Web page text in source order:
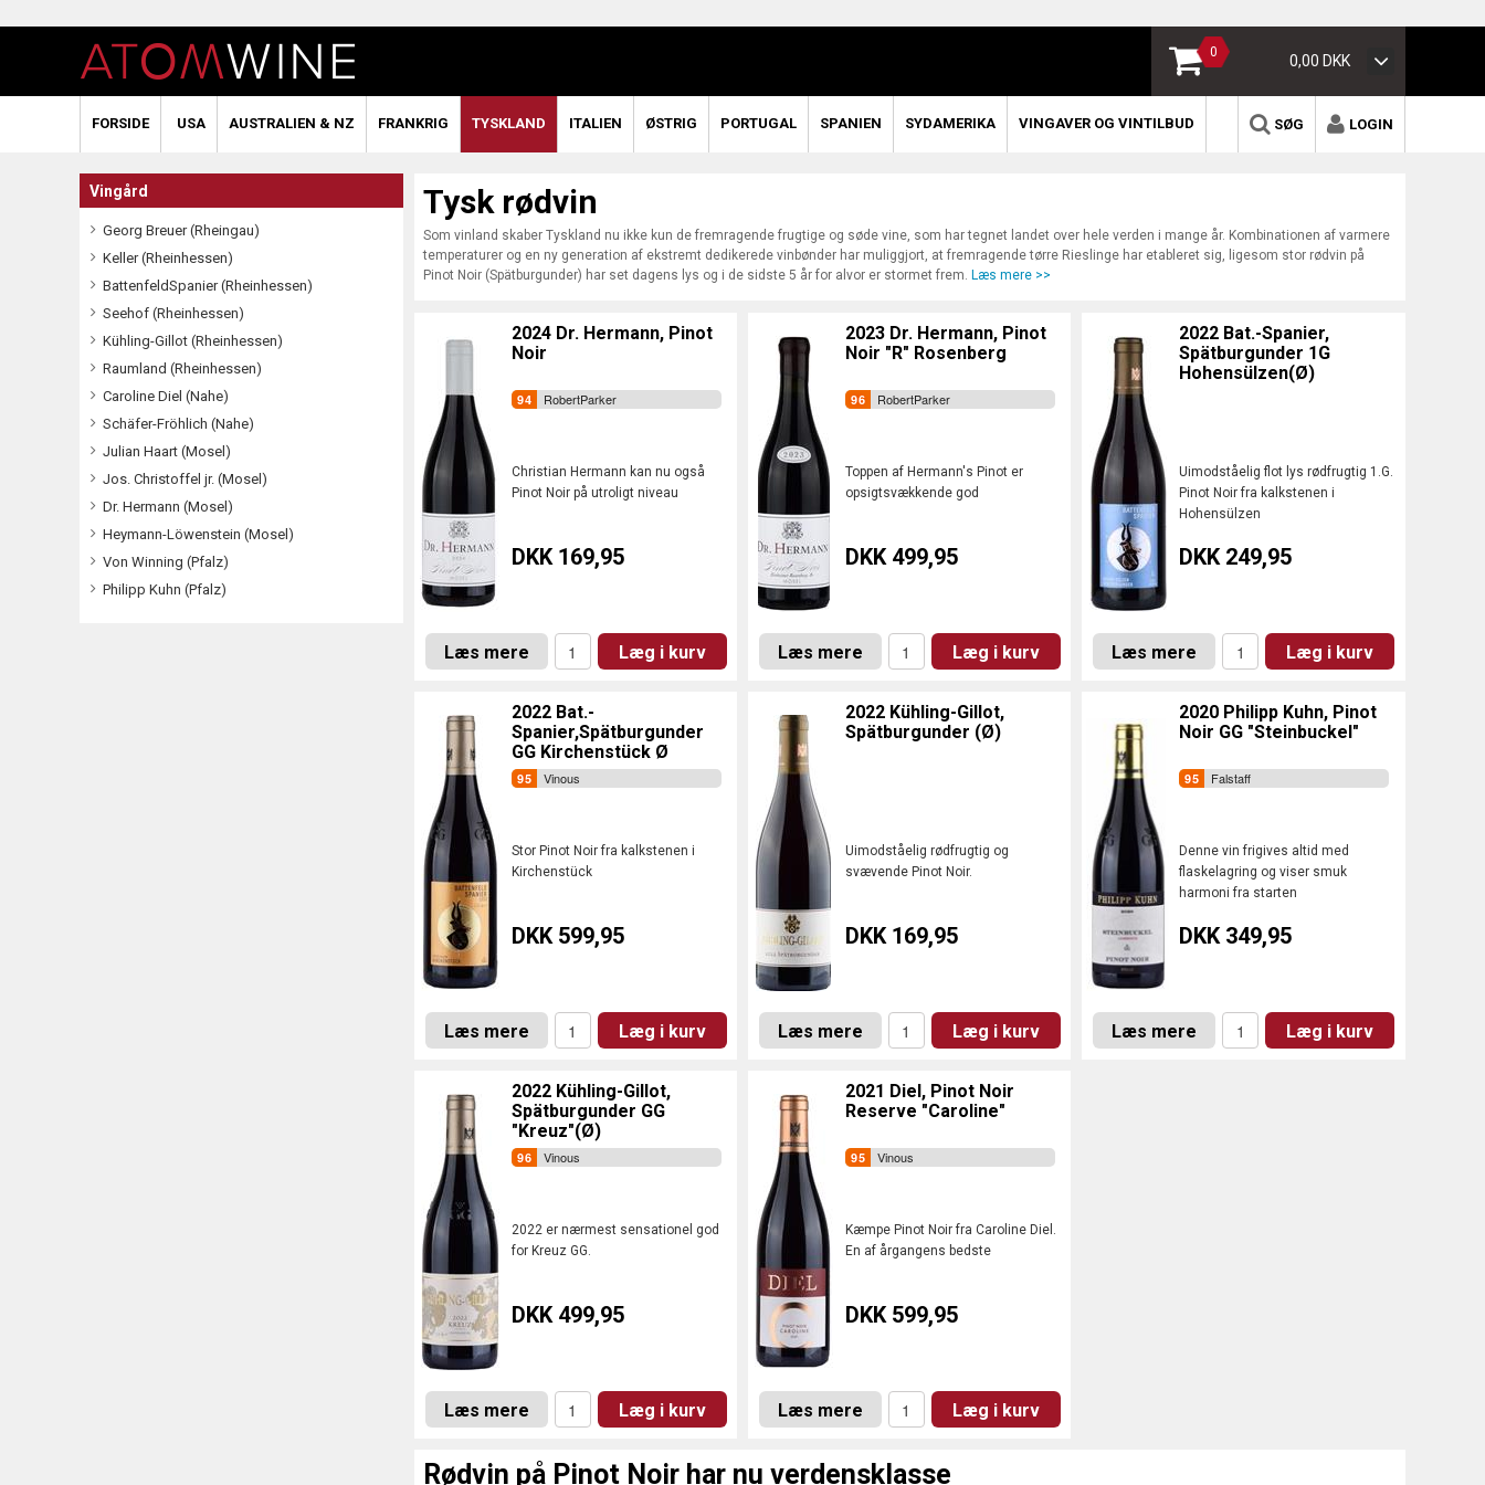
0 0,00 DKK
FORSIDE USA AUSTRALIEN & NZ FRANKRIG TYSKLAND ITALIEN ØSTRIG PORTUGAL SPANIEN SYDAMERIKA VINGAVER OG VINTILBUD LOGIN
SØG
Vingård
Georg Breuer (Rheingau)
Keller (Rheinhessen)
BattenfeldSpanier (Rheinhessen)
Seehof (Rheinhessen)
Kühling-Gillot (Rheinhessen)
Raumland (Rheinhessen)
Caroline Diel (Nahe)
Schäfer-Fröhlich (Nahe)
Julian Haart (Mosel)
Jos. Christoffel jr. (Mosel)
Dr. Hermann (Mosel)
Heymann-Löwenstein (Mosel)
Von Winning (Pfalz)
Philipp Kuhn (Pfalz)
Tysk rødvin
Som vinland skaber Tyskland nu ikke kun de fremragende frugtige og søde vine, som har tegnet landet over hele verden i mange år. Kombinationen af varmere
temperaturer og en ny generation af ekstremt dedikerede vinbønder har muliggjort, at fremragende tørre Rieslinge har etableret sig, ligesom stor rødvin på
Pinot Noir (Spätburgunder) har set dagens lys og i de sidste 5 år for alvor er stormet frem. Læs mere >>
2024 Dr. Hermann, Pinot
Noir
RobertParker
Christian Hermann kan nu også
Pinot Noir på utroligt niveau
DKK 169,95
Læs mere Læg i kurv
2023 Dr. Hermann, Pinot
Noir "R" Rosenberg
RobertParker
Toppen af Hermann's Pinot er
opsigtsvækkende god
DKK 499,95
Læs mere Læg i kurv
2022 Bat.-Spanier,
Spätburgunder 1G
Hohensülzen(Ø)
Uimodståelig flot lys rødfrugtig 1.G.
Pinot Noir fra kalkstenen i
Hohensülzen
DKK 249,95
Læs mere Læg i kurv
2022 Bat.-
Spanier,Spätburgunder
GG Kirchenstück Ø
Vinous
Stor Pinot Noir fra kalkstenen i
Kirchenstück
DKK 599,95
Læs mere Læg i kurv
2022 Kühling-Gillot,
Spätburgunder (Ø)
Uimodståelig rødfrugtig og
svævende Pinot Noir.
DKK 169,95
Læs mere Læg i kurv
2020 Philipp Kuhn, Pinot
Noir GG "Steinbuckel"
Falstaff
Denne vin frigives altid med
flaskelagring og viser smuk
harmoni fra starten
DKK 349,95
Læs mere Læg i kurv
2022 Kühling-Gillot,
Spätburgunder GG
"Kreuz"(Ø)
Vinous
2022 er nærmest sensationel god
for Kreuz GG.
DKK 499,95
Læs mere Læg i kurv
2021 Diel, Pinot Noir
Reserve "Caroline"
Vinous
Kæmpe Pinot Noir fra Caroline Diel.
En af årgangens bedste
DKK 599,95
Læs mere Læg i kurv
Rødvin på Pinot Noir har nu verdensklasse